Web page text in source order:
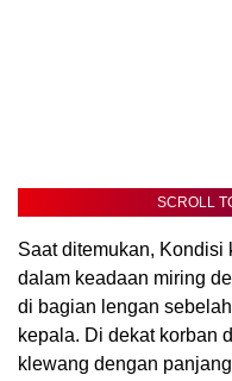
SCROLL
Saat ditemukan, Kondisi
dalam keadaan miring
di bagian lengan
kepala. Di dekat korban
klewang dengan